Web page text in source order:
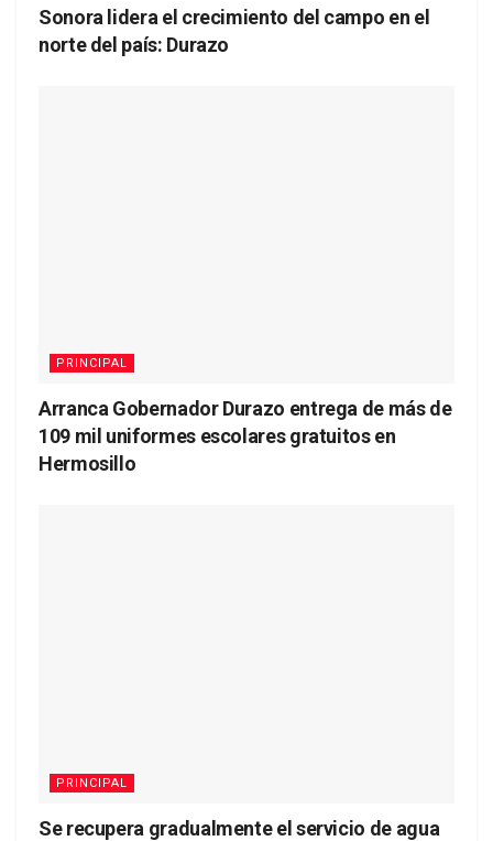
Sonora lidera el crecimiento del campo en el
norte del país: Durazo
PRINCIPAL
Arranca Gobernador Durazo entrega de más de
109 mil uniformes escolares gratuitos en
Hermosillo
PRINCIPAL
Se recupera gradualmente el servicio de agua